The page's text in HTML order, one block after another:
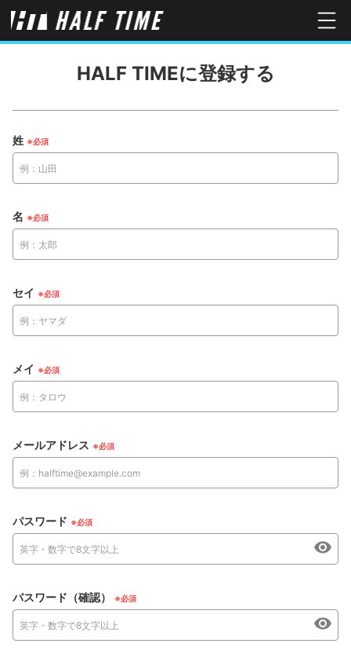
HALF TIMEに登録する
姓
名
セイ
メイ
メールアドレス
パスワード
パスワード（確認）